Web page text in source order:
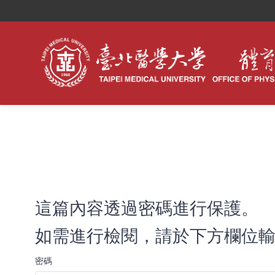
這篇內容透過密碼進行保護。
如需進行檢閱，請於下方欄位
密碼